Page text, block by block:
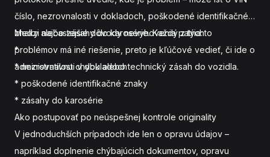
číslo, nezrovnalosti v dokladoch, poškodené identifikačné
znaky alebo zásahy do karosérie. Každý z týchto
problémov má iné riešenie, preto je kľúčové vedieť, či ide o
administratívnu chybu alebo technický zásah do vozidla.
Medzi najčastejšie dôvody nevyhovenia patria:
*
* nezrovnalosti v dokladoch
* poškodené identifikačné znaky
* zásahy do karosérie
Ako postupovať po neúspešnej kontrole originality
V jednoduchších prípadoch ide len o opravu údajov –
napríklad doplnenie chýbajúcich dokumentov, opravu